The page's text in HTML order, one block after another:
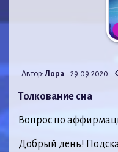
Автор: Лора 29.09.2020
Толкование сна
Вопрос по
Добрый день!